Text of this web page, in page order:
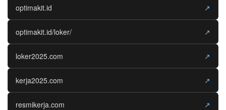
optimakit.id ↗
optimakit.id/loker/ ↗
loker2025.com ↗
kerja2025.com ↗
resmikerja.com ↗